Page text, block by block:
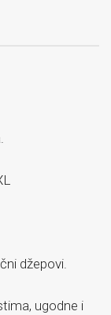
džepovi.
ugodne i